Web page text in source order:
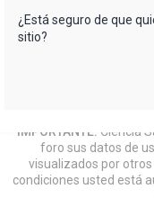
¿Está seguro de que
sitio?
IMPORTANTE: Ciencia
foro sus datos de
visualizados por
condiciones usted está